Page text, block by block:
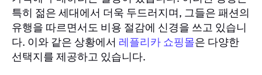
특히 젊은 세대에서 더욱 두드러지며, 그들은 패션의
유행을 따르면서도 비용 절감에 신경을 쓰고 있습니
다. 이와 같은 상황에서 레플리카 쇼핑몰은 다양한
선택지를 제공하고 있습니다.